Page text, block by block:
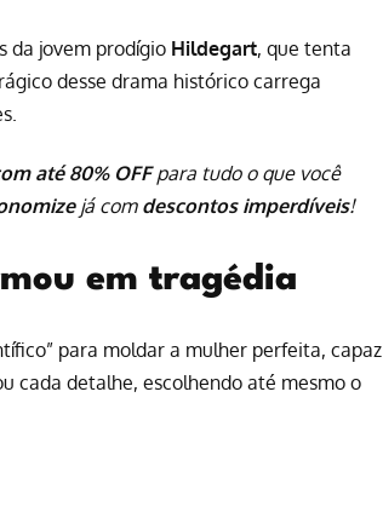
da jovem prodígio Hildegart, que tenta
desse drama histórico carrega
até 80% OFFpara tudo o que você
já com descontos imperdíveis!
em tragédia
para moldar a mulher perfeita, capaz
cada detalhe, escolhendo até mesmo o